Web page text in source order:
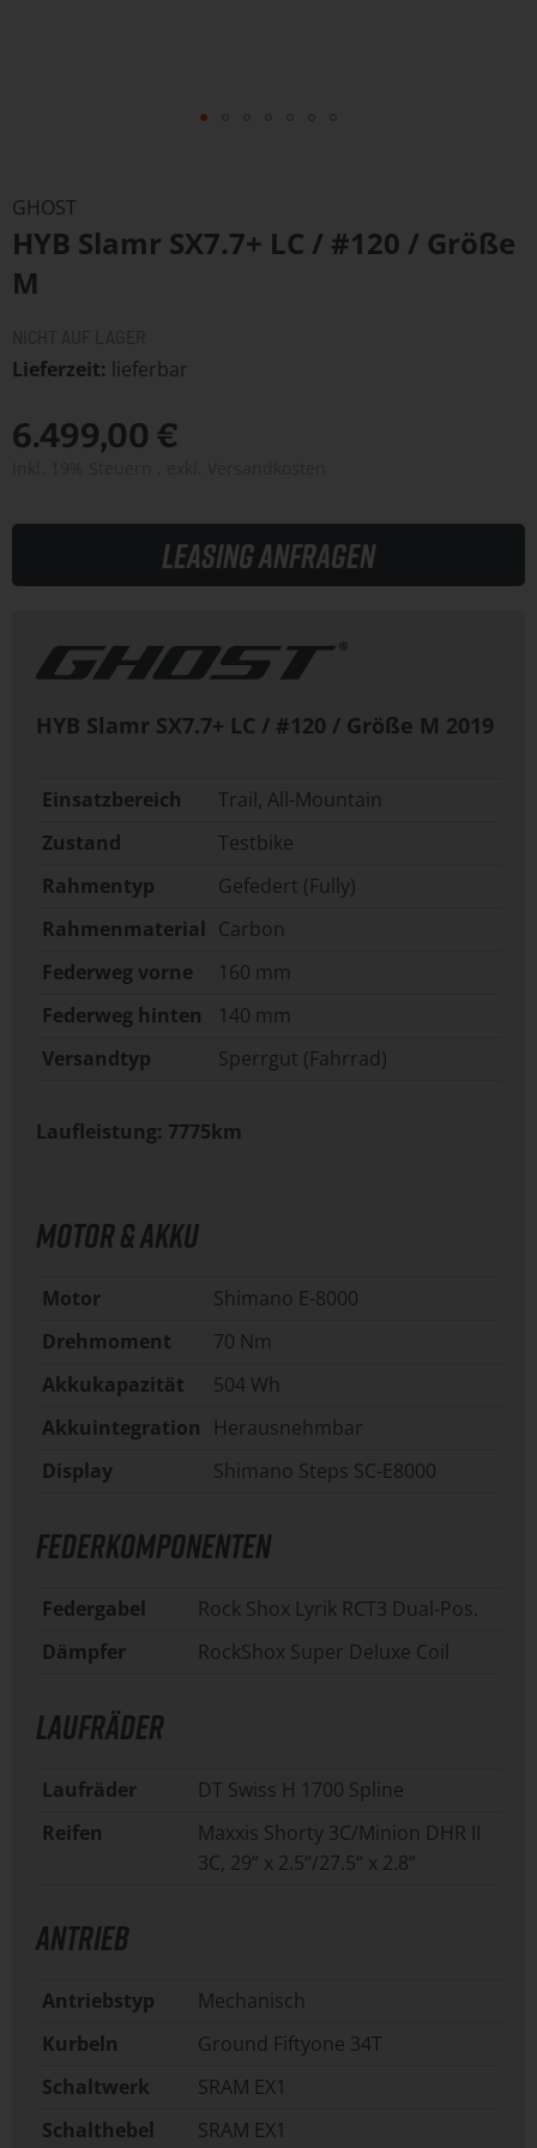
der
Bildergalerie
springen
GHOST
HYB Slamr SX7.7+ LC / #120 / Größe
M
Lieferzeit lieferbar
6.499,00 €
Leasing anfragen
HYB Slamr SX7.7+ LC / #120 / Größe M 2019
Einsatzbereich
Trail, All-Mountain
Zustand
Testbike
Rahmentyp
Gefedert (Fully)
Rahmenmaterial Carbon
Federweg vorne
160 mm
Federweg hinten
140 mm
Versandtyp
Sperrgut (Fahrrad)
Laufleistung: 7775km
MOTOR & AKKU
Motor
Shimano E-8000
Drehmoment
70 Nm
Akkukapazität
504 Wh
Akkuintegration
Herausnehmbar
Display
Shimano Steps SC-E8000
FEDERKOMPONENTEN
Federgabel
Rock Shox Lyrik RCT3 Dual-Pos.
Dämpfer
RockShox Super Deluxe Coil
LAUFRÄDER
Laufräder
DT Swiss H 1700 Spline
Reifen
Maxxis Shorty 3C/Minion DHR II
3C, 29“ x 2.5“/27.5“ x 2.8“
ANTRIEB
Antriebstyp
Mechanisch
Kurbeln
Ground Fiftyone 34T
Schaltwerk
SRAM EX1
Schalthebel
SRAM EX1